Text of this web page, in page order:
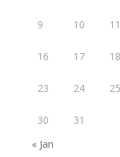
9 10 11
16 17 18
23 24 25
30
31
« Jan